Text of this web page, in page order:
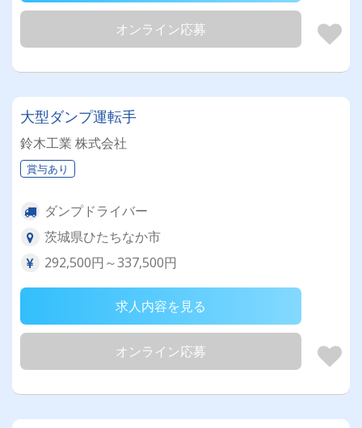
オンライン応募
大型ダンプ運転手
鈴木工業 株式会社
賞与あり
ダンプドライバー
茨城県ひたちなか市
292,500円～337,500円
求人内容を見る
オンライン応募